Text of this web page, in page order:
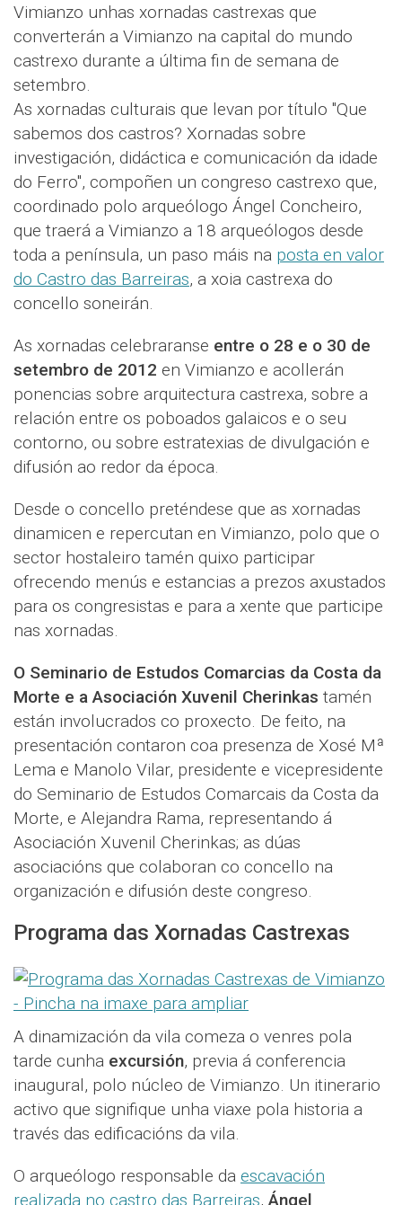
Vimianzo unhas xornadas castrexas que
converterán a Vimianzo na capital do mundo
castrexo durante a última fin de semana de
setembro.
As xornadas culturais que levan por título "Que
sabemos dos castros? Xornadas sobre
investigación, didáctica e comunicación da idade
do Ferro", compoñen un congreso castrexo que,
coordinado polo arqueólogo Ángel Concheiro,
que traerá a Vimianzo a 18 arqueólogos desde
toda a península, un paso máis na posta en valor
do Castro das Barreiras, a xoia castrexa do
concello soneirán.
As xornadas celebraranse entre o 28 e o 30 de
setembro de 2012 en Vimianzo e acollerán
ponencias sobre arquitectura castrexa, sobre a
relación entre os poboados galaicos e o seu
contorno, ou sobre estratexias de divulgación e
difusión ao redor da época.
Desde o concello preténdese que as xornadas
dinamicen e repercutan en Vimianzo, polo que o
sector hostaleiro tamén quixo participar
ofrecendo menús e estancias a prezos axustados
para os congresistas e para a xente que participe
nas xornadas.
O Seminario de Estudos Comarcias da Costa da
Morte e a Asociación Xuvenil Cherinkas tamén
están involucrados co proxecto. De feito, na
presentación contaron coa presenza de Xosé Mª
Lema e Manolo Vilar, presidente e vicepresidente
do Seminario de Estudos Comarcais da Costa da
Morte, e Alejandra Rama, representando á
Asociación Xuvenil Cherinkas; as dúas
asociacións que colaboran co concello na
organización e difusión deste congreso.
Programa das Xornadas Castrexas
A dinamización da vila comeza o venres pola
tarde cunha excursión, previa á conferencia
inaugural, polo núcleo de Vimianzo. Un itinerario
activo que signifique unha viaxe pola historia a
través das edificacións da vila.
O arqueólogo responsable da escavación
realizada no castro das Barreiras, Ángel